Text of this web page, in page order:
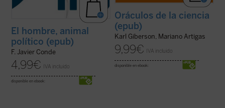
El hombre, animal
político (epub)
F. Javier Conde
4,99€ IVA incluido
disponible en ebook:
Oráculos de la ciencia
(epub)
Karl Giberson, Mariano Artigas
9,99€ IVA incluido
disponible en ebook: